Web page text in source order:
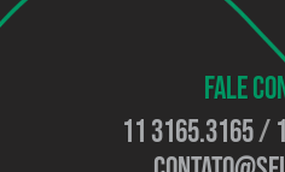
FALE
11 3165.3165/